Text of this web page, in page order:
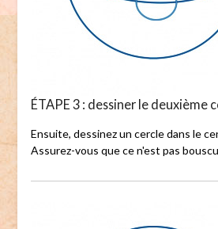
ÉTAPE 3 : dessiner le deuxième
Ensuite, dessinez un cercle dans le
Assurez-vous que ce n'est pas